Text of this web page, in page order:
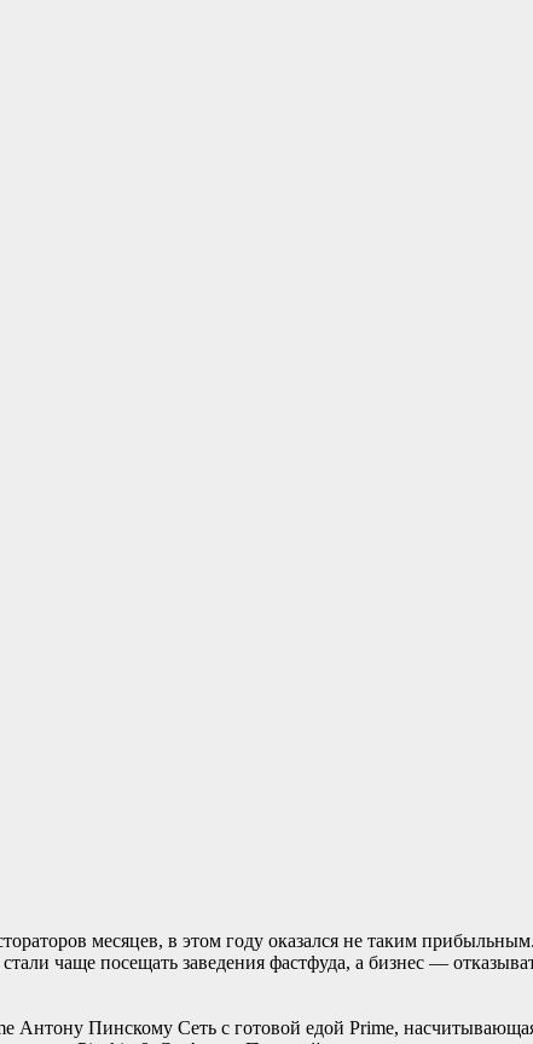
месяцев, в этом году оказался не таким
чаще посещать заведения фастфуда, а бизнес —
Антону Пинскому Сеть с готовой едой Prime,